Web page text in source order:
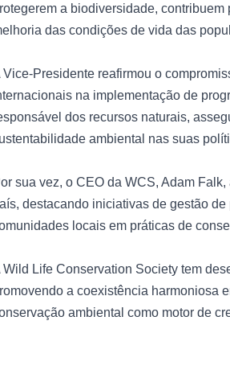
a biodiversidade,
das condições de vida das
Vice-Presidente reafirmou o
na implementação de
dos recursos naturais,
ambiental nas suas
sua vez, o CEO da WCS, Adam
destacando iniciativas de gestão
locais em práticas de
Wild Life Conservation Society tem
a coexistência harmoniosa
ambiental como motor de